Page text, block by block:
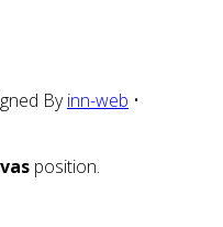
Byinn-web •
position.